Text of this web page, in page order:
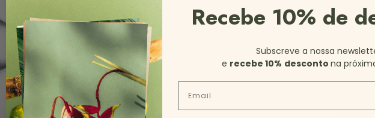
Recebe 10% de
Subscreve a nossa
e recebe 10% desconto na